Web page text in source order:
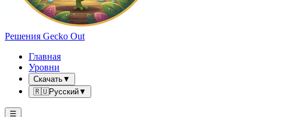
Решения Gecko Out
Главная
Уровни
Скачать▼
🇷🇺Русский▼
☰